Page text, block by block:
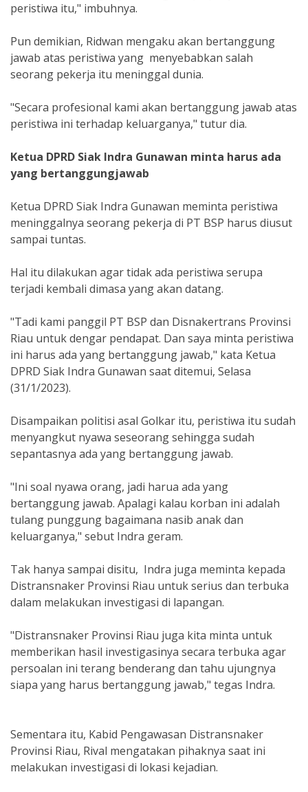
peristiwa itu," imbuhnya.
Pun demikian, Ridwan mengaku akan bertanggung
jawab atas peristiwa yang menyebabkan salah
seorang pekerja itu meninggal dunia.
"Secara profesional kami akan bertanggung jawab atas
peristiwa ini terhadap keluarganya," tutur dia.
Ketua DPRD Siak Indra Gunawan minta harus ada
yang bertanggungjawab
Ketua DPRD Siak Indra Gunawan meminta peristiwa
meninggalnya seorang pekerja di PT BSP harus diusut
sampai tuntas.
Hal itu dilakukan agar tidak ada peristiwa serupa
terjadi kembali dimasa yang akan datang.
"Tadi kami panggil PT BSP dan Disnakertrans Provinsi
Riau untuk dengar pendapat. Dan saya minta peristiwa
ini harus ada yang bertanggung jawab," kata Ketua
DPRD Siak Indra Gunawan saat ditemui, Selasa
(31/1/2023).
Disampaikan politisi asal Golkar itu, peristiwa itu sudah
menyangkut nyawa seseorang sehingga sudah
sepantasnya ada yang bertanggung jawab.
"Ini soal nyawa orang, jadi harua ada yang
bertanggung jawab. Apalagi kalau korban ini adalah
tulang punggung bagaimana nasib anak dan
keluarganya," sebut Indra geram.
Tak hanya sampai disitu, Indra juga meminta kepada
Distransnaker Provinsi Riau untuk serius dan terbuka
dalam melakukan investigasi di lapangan.
"Distransnaker Provinsi Riau juga kita minta untuk
memberikan hasil investigasinya secara terbuka agar
persoalan ini terang benderang dan tahu ujungnya
siapa yang harus bertanggung jawab," tegas Indra.
Sementara itu, Kabid Pengawasan Distransnaker
Provinsi Riau, Rival mengatakan pihaknya saat ini
melakukan investigasi di lokasi kejadian.